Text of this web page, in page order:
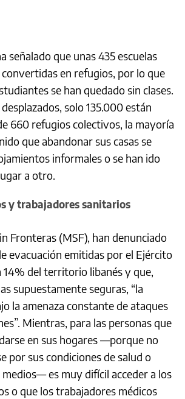
señalado que unas 435 escuelas
en refugios, por lo que
se han quedado sin clases.
solo 135.000 están
660 refugios colectivos, la mayoría
que abandonar sus casas se
informales o se han ido
a otro.
y trabajadores sanitarios
Fronteras (MSF), han denunciado
evacuación emitidas por el Ejército
14% del territorio libanés y que,
supuestamente seguras, “la
la amenaza constante de ataques
Mientras, para las personas que
en sus hogares —porque no
por sus condiciones de salud o
es muy difícil acceder a los
o que los trabajadores médicos